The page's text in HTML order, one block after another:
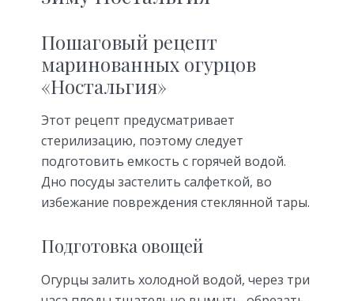
Пошаговый рецепт
маринованных огурцов
«Ностальгия»
Этот рецепт предусматривает
стерилизацию, поэтому следует
подготовить емкость с горячей водой.
Дно посуды застелить салфеткой, во
избежание повреждения стеклянной тары.
Подготовка овощей
Огурцы залить холодной водой, через три